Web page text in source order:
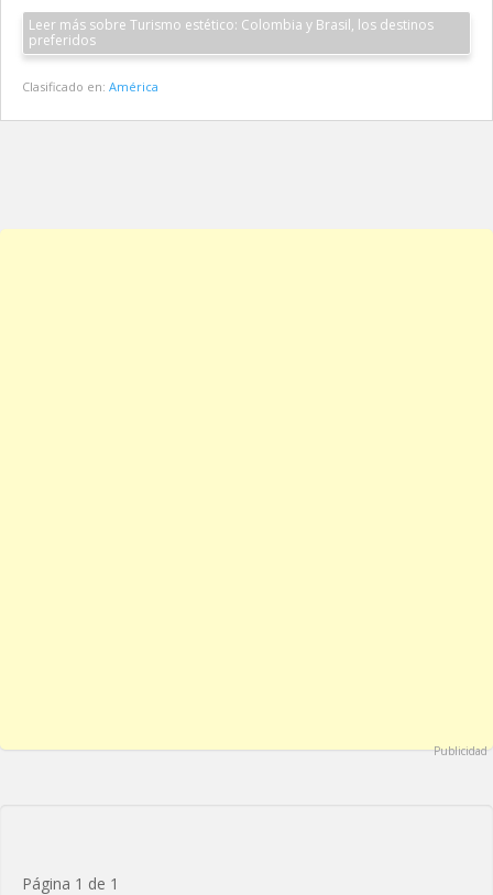
Leer más sobre Turismo estético: Colombia y Brasil, los destinos
preferidos
Clasificado en: América
Publicidad
Página 1 de 1